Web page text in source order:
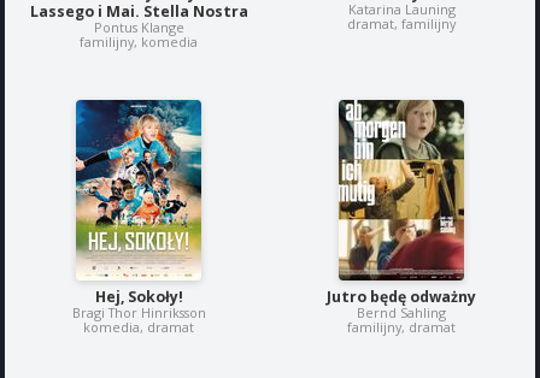
Lassego i Mai. Stella Nostra
Pontus Klange
familijny, komedia
Katarina Launing
dramat, familijny
Hej, Sokoły!
Bragi Thor Hinriksson
komedia, dramat
Jutro będę odważny
Bernd Sahling
familijny, dramat